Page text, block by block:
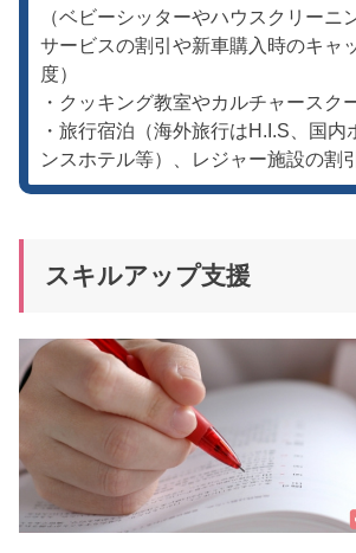
（ベビーシッターやハウスクリーニ
サービスの割引や新車購入時のキャ
度）
・クッキング教室やカルチャースク
・旅行宿泊（海外旅行はH.I.S、国内
ンスホテル等）、レジャー施設の割
スキルアップ支援